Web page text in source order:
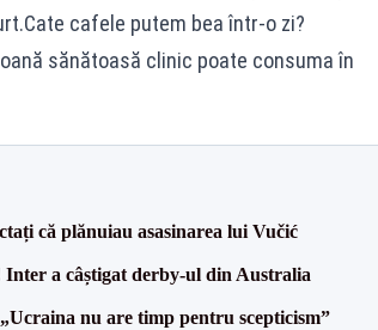
cafele putem bea într-o zi?
sănătoasă clinic poate consuma în
că plănuiau asasinarea lui Vučić
a câștigat derby-ul din Australia
nu are timp pentru scepticism”